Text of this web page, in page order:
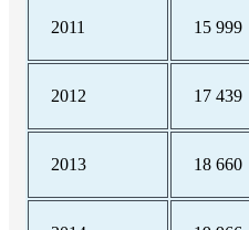
2011 15 999
2012 17 439
2013 18 660